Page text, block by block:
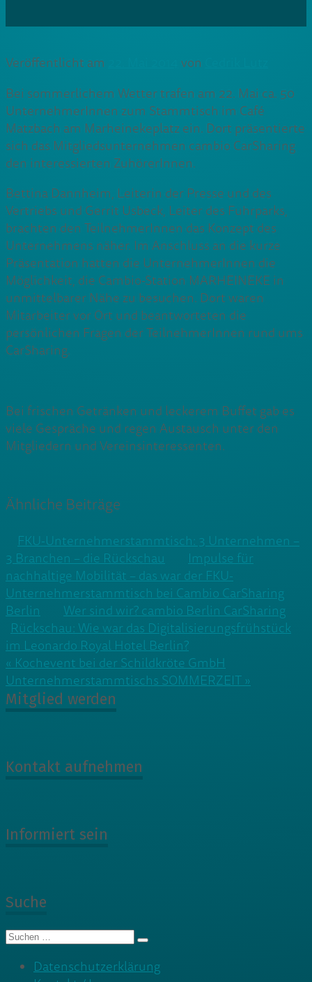
Veröffentlicht am von
Bei sommerlichem Wetter trafen am 22. Mai ca. 50
UnternehmerInnen zum Stammtisch im Café
Matzbach am Marheinekeplatz ein. Dort präsentierte
sich das Mitgliedsunternehmen cambio CarSharing
den interessierten ZuhörerInnen.
Bettina Dannheim, Leiterin der Presse und des
Vertriebs und Gerrit Usbeck, Leiter des Fuhrparks,
brachten den TeilnehmerInnen das Konzept des
Unternehmens näher. Im Anschluss an die kurze
Präsentation hatten die UnternehmerInnen die
Möglichkeit, die Cambio-Station MARHEINEKE in
unmittelbarer Nähe zu besuchen. Dort waren
Mitarbeiter vor Ort und beantworteten die
persönlichen Fragen der TeilnehmerInnen rund ums
CarSharing.
Bei frischen Getränken und leckerem Buffet gab es
viele Gespräche und regen Austausch unter den
Mitgliedern und Vereinsinteressenten.
Ähnliche Beiträge
FKU-Unternehmerstammtisch: 3 Unternehmen –
3 Branchen – die Rückschau
Impulse für
nachhaltige Mobilität – das war der FKU-
Unternehmerstammtisch bei Cambio CarSharing
Berlin
Wer sind wir? cambio Berlin CarSharing
Rückschau: Wie war das Digitalisierungsfrühstück
im Leonardo Royal Hotel Berlin?
Beitragsnavigation
« Kochevent bei der Schildkröte GmbH
Unternehmerstammtischs SOMMERZEIT »
Mitglied werden
Kontakt aufnehmen
Informiert sein
Suche
Suche
Datenschutzerklärung